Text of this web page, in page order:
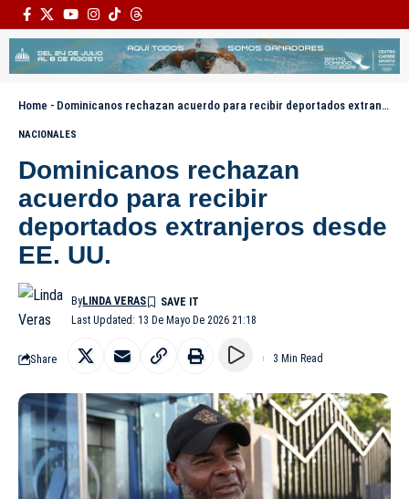
Home - Dominicanos rechazan acuerdo para recibir deportados extranjeros desde EE. UU.
NACIONALES
Dominicanos rechazan
acuerdo para recibir
deportados extranjeros desde
EE. UU.
Last Updated: 13 De Mayo De 2026 21:18
ByLINDA VERAS
Share 3 Min Read